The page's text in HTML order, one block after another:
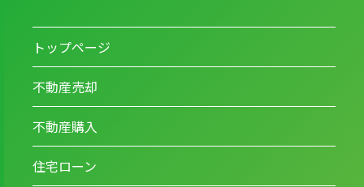
トップページ
不動産売却
不動産購入
住宅ローン